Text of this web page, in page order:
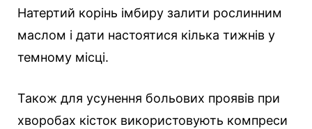
Натертий корінь імбиру залити рослинним
маслом і дати настоятися кілька тижнів у
темному місці.
Також для усунення больових проявів при
хворобах кісток використовують компреси